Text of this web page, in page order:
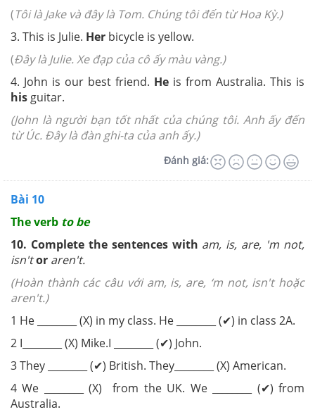
(Tôi là Jake và đây là Tom. Chúng tôi đến từ Hoa Kỳ.)
3. This is Julie. Her bicycle is yellow.
(Đây là Julie. Xe đạp của cô ấy màu vàng.)
4. John is our best friend. He is from Australia. This is
his guitar.
(John là người bạn tốt nhất của chúng tôi. Anh ấy đến
từ Úc. Đây là đàn ghi-ta của anh ấy.)
Đánh giá:
Bài 10
The verb to be
10. Complete the sentences with am, is, are, 'm not,
isn'tor aren't.
(Hoàn thành các câu với am, is, are, ‘m not, isn't hoặc
aren't.)
1 He ________ (X) in my class. He ________ (✔) in class 2A.
2 I________ (X) Mike.I ________ (✔) John.
3 They ________ (✔) British. They________ (X) American.
4 We ________ (X) from the UK. We ________ (✔) from
Australia.